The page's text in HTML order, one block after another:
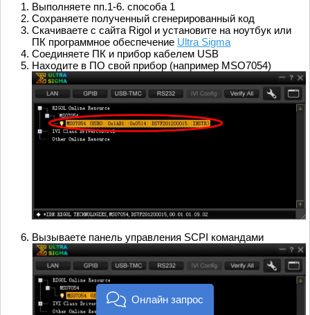
Выполняете пп.1-6. способа 1
Сохраняете полученный сгенерированный код
Скачиваете с сайта Rigol и установите на ноутбук или
ПК программное обеспечение Ultra Sigma
Соединяете ПК и прибор кабелем USB
Находите в ПО свой прибор (например MSO7054)
Вызываете панель управления SCPI командами
Онлайн запрос